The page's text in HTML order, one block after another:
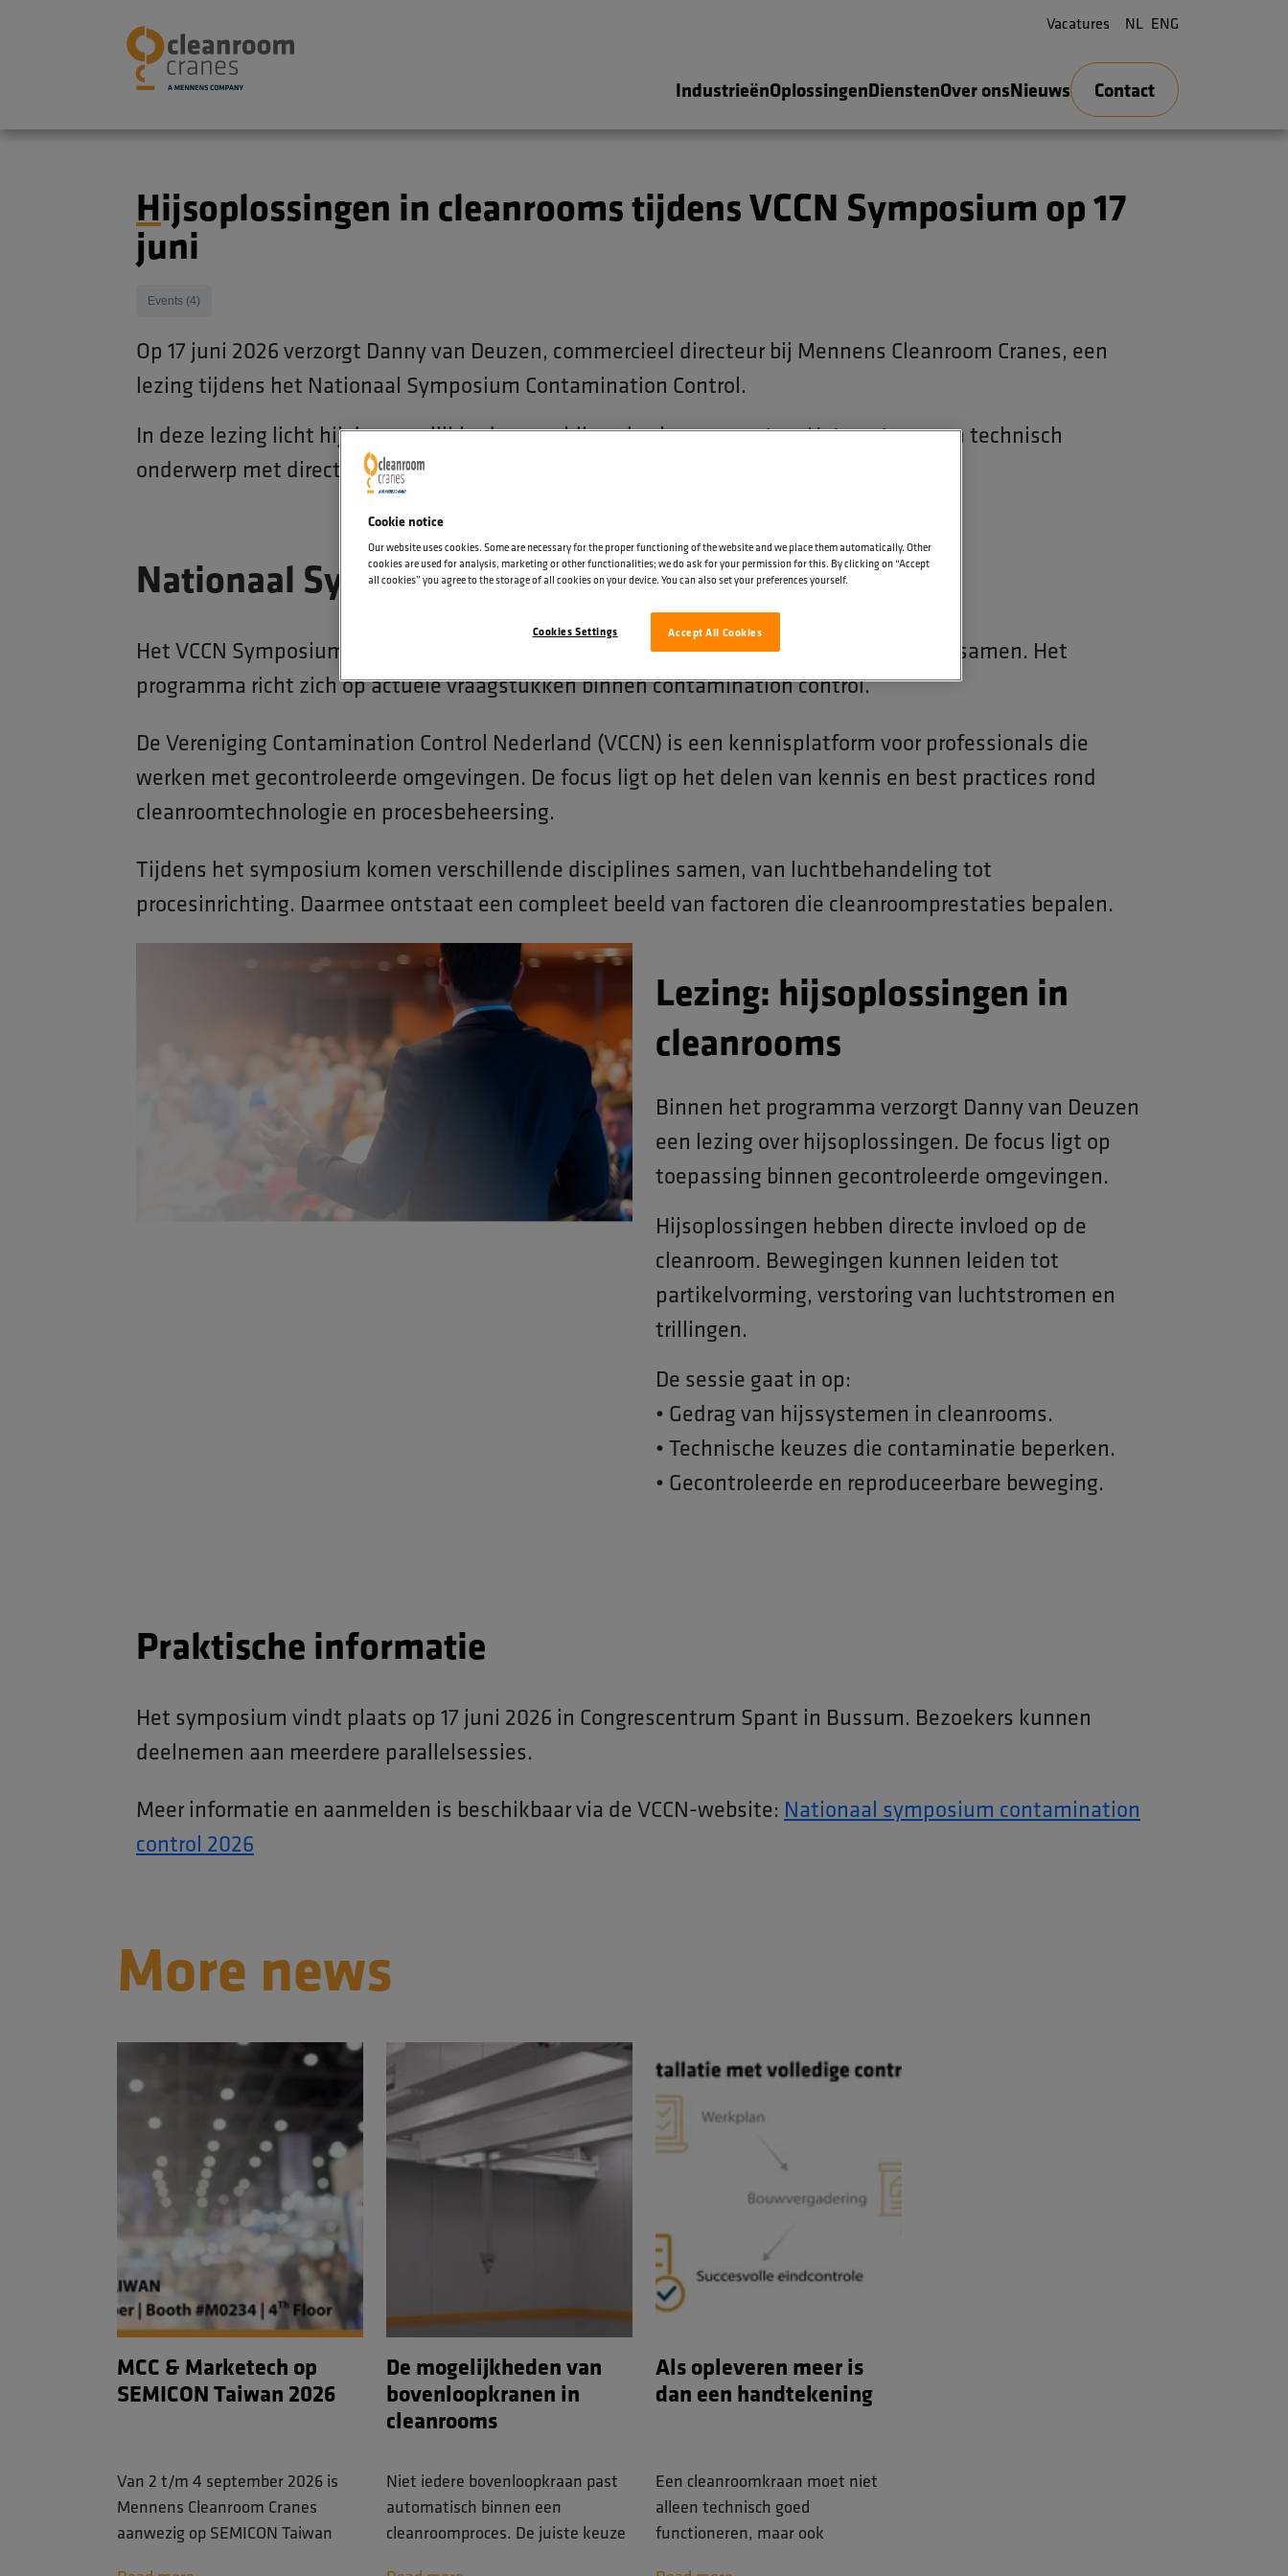
IndustrieënOplossingenDienstenOver onsNieuws Contact
Vacatures NL ENG
Hijsoplossingen in cleanrooms tijdens VCCN Symposium op 17
juni
Events (4)
Op 17 juni 2026 verzorgt Danny van Deuzen, commercieel directeur bij Mennens Cleanroom Cranes, een
lezing tijdens het Nationaal Symposium Contamination Control.
In deze lezing licht hij de mogelijkheden van hijsen in cleanrooms toe. Het gaat om een technisch
onderwerp met directe impact op reinheid, precisie en processtabiliteit.
Nationaal Symposium Contamination Control
Het VCCN Symposium brengt professionals uit hightech, pharma en micro-elektronica samen. Het
programma richt zich op actuele vraagstukken binnen contamination control.
De Vereniging Contamination Control Nederland (VCCN) is een kennisplatform voor professionals die
werken met gecontroleerde omgevingen. De focus ligt op het delen van kennis en best practices rond
cleanroomtechnologie en procesbeheersing.
Tijdens het symposium komen verschillende disciplines samen, van luchtbehandeling tot
procesinrichting. Daarmee ontstaat een compleet beeld van factoren die cleanroomprestaties bepalen.
Lezing: hijsoplossingen in
cleanrooms
Binnen het programma verzorgt Danny van Deuzen
een lezing over hijsoplossingen. De focus ligt op
toepassing binnen gecontroleerde omgevingen.
Hijsoplossingen hebben directe invloed op de
cleanroom. Bewegingen kunnen leiden tot
partikelvorming, verstoring van luchtstromen en
trillingen.
De sessie gaat in op:
• Gedrag van hijssystemen in cleanrooms.
• Technische keuzes die contaminatie beperken.
• Gecontroleerde en reproduceerbare beweging.
Praktische informatie
Het symposium vindt plaats op 17 juni 2026 in Congrescentrum Spant in Bussum. Bezoekers kunnen
deelnemen aan meerdere parallelsessies.
Meer informatie en aanmelden is beschikbaar via de VCCN-website: Nationaal symposium contamination
control 2026
More news
MCC & Marketech op
SEMICON Taiwan 2026
Van 2 t/m 4 september 2026 is
Mennens Cleanroom Cranes
aanwezig op SEMICON Taiwan
De mogelijkheden van
bovenloopkranen in
cleanrooms
Niet iedere bovenloopkraan past
automatisch binnen een
cleanroomproces. De juiste keuze
Als opleveren meer is
dan een handtekening
Een cleanroomkraan moet niet
alleen technisch goed
functioneren, maar ook
Cookie notice
Our website uses cookies. Some are necessary for the proper functioning of the website and we place them automatically. Other
cookies are used for analysis, marketing or other functionalities; we do ask for your permission for this. By clicking on “Accept
all cookies” you agree to the storage of all cookies on your device. You can also set your preferences yourself.
Accept All Cookies
Cookies Settings